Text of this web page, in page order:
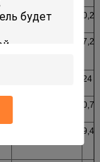
0,22 0,23
7,2
24
0,78
9,4